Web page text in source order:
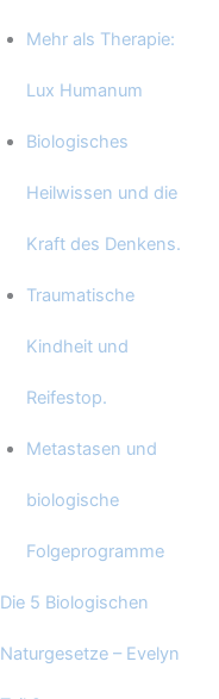
Mehr als Therapie:
Lux Humanum
Biologisches
Heilwissen und die
Kraft des Denkens.
Traumatische
Kindheit und
Reifestop.
Metastasen und
biologische
Folgeprogramme
Die 5 Biologischen
Naturgesetze – Evelyn